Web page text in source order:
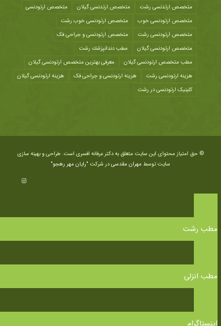
متخصص ارتدنسی رشت
متخصص ارتدنسی گیلان
متخصص ارتودنسی
متخصص ارتودنسی خوب
متخصص ارتودنسی خوب رشت
متخصص ارتودنسی رشت
متخصص ارتودنسی و جراحی فک
متخصص ارتودنسی گیلان
مطب دندانپزشك رشت
مطب متخصص ارتودنسی گیلان
معرفی بهترین متخصص ارتودنسی گیلان
هزينه ارتودنسی رشت
هزینه ارتودنسی و جراحی فک
هزینه ارتودنسی گیلان
کلینیک ارتودنسی در رشت
© حق امتیاز محتوای این سایت متعلق به دکتر عرفانه افسری است. طراحی و بهینه سازی
سایت توسط مهران مقدسیدر شرکت "رایان مهر رهجو"
مطب رشت
مطب انزلی
اینستاگرام